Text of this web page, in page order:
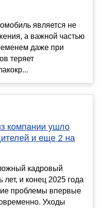
является не
а важной частью
даже при
теряет
компании ушло
и еще 2 на
кадровый
лет, и конец 2025 года
проблемы впервые
Уходы